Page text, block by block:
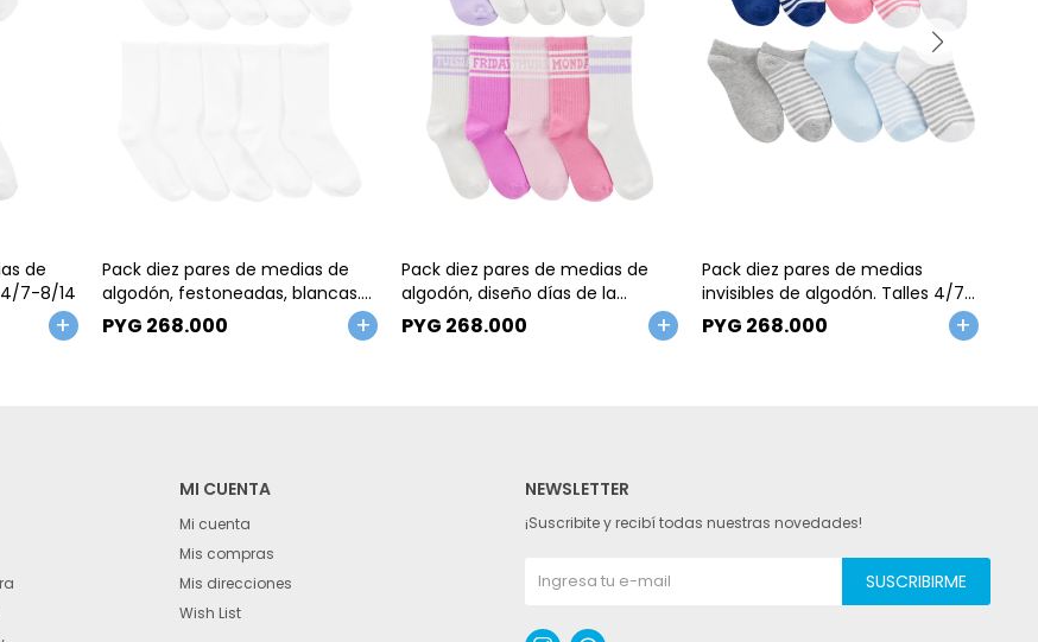
de
4/7-8/14
Pack diez pares de medias de
algodón, festoneadas, blancas.
Talles 4/7-8/14
PYG 268.000
Pack diez pares de medias de
algodón, diseño días de la
semana
PYG 268.000
Pack diez pares de medias
invisibles de algodón. Talles 4/7-
8/14
PYG 268.000
MI CUENTA
Mi cuenta
Mis compras
Mis direcciones
Wish List
NEWSLETTER
¡Suscribite y recibí todas nuestras novedades!
SUSCRIBIRME